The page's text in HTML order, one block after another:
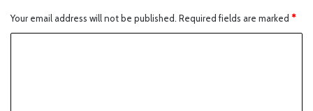
Your email address will not be published. Required fields are marked *